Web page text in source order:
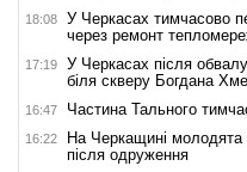
18:08
У Черкасах тимчасово
через ремонт
17:19
У Черкасах після
біля скверу Богдана
16:47 Частина Тального
16:22
На Черкащині
після одруження